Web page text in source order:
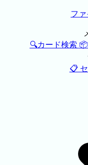
フ
🔍カード検索
📋